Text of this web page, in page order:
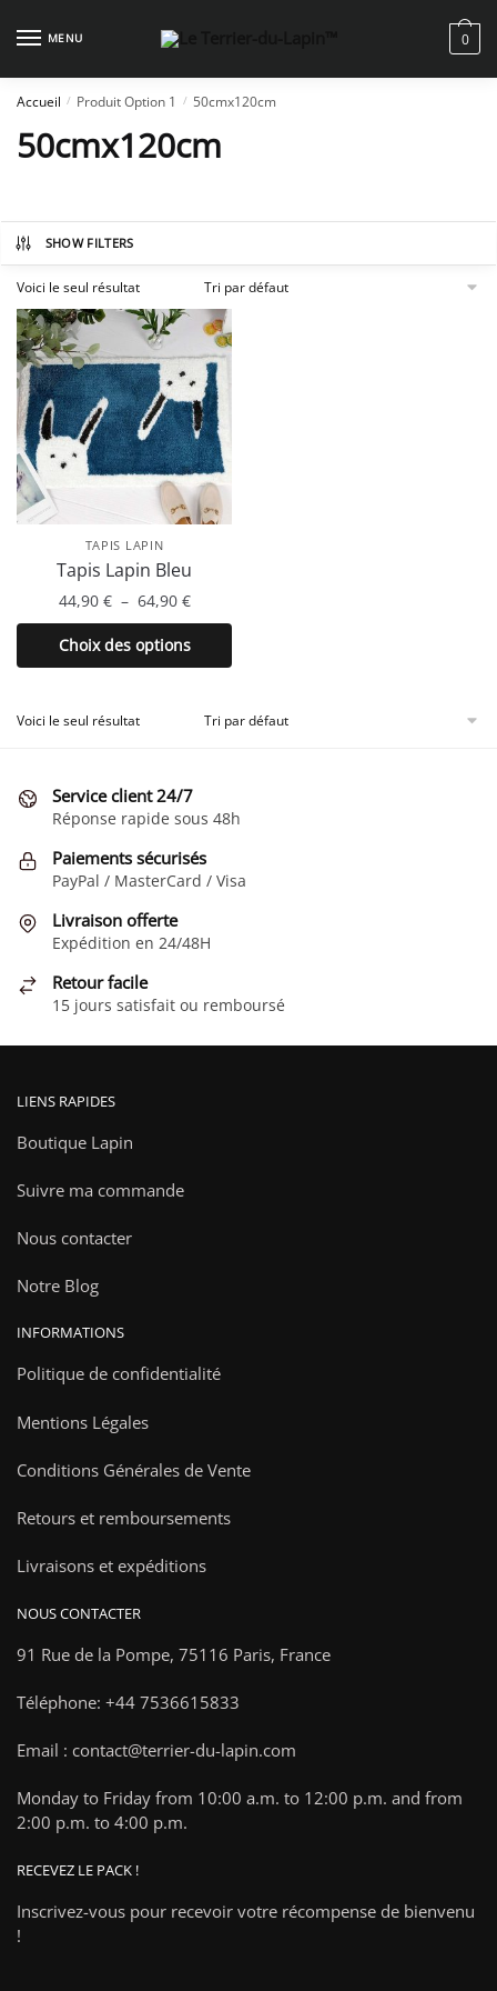
MENU 0
Accueil / Produit Option 1 / 50cmx120cm
50cmx120cm
SHOW FILTERS
Voici le seul résultat
TAPIS LAPIN
Tapis Lapin Bleu
44,90 € – 64,90 €Plage
de
prix :
44,90 €
64,90 €
Choix des options
Ce
produit
plusieurs
options
peuvent
être
choisies
la
du
produit
Voici le seul résultat
Service client 24/7
Réponse rapide sous 48h
Paiements sécurisés
PayPal / MasterCard / Visa
Livraison offerte
Expédition en 24/48H
Retour facile
15 jours satisfait ou remboursé
LIENS RAPIDES
Boutique Lapin
Suivre ma commande
Nous contacter
Notre Blog
INFORMATIONS
Politique de confidentialité
Mentions Légales
Conditions Générales de Vente
Retours et remboursements
Livraisons et expéditions
NOUS CONTACTER
91 Rue de la Pompe, 75116 Paris, France
Téléphone: +44 7536615833
Email : contact@terrier-du-lapin.com
Monday to Friday from 10:00 a.m. to 12:00 p.m. and from
2:00 p.m. to 4:00 p.m.
RECEVEZ LE PACK !
Inscrivez-vous pour recevoir votre récompense de bienvenu
!